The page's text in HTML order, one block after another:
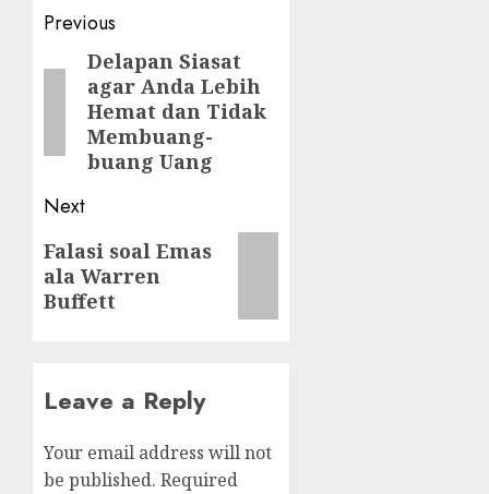
Post
navigation
Previous
Previous
post:
Delapan Siasat
agar Anda Lebih
Hemat dan Tidak
Membuang-
buang Uang
Next
Next
post:
Falasi soal Emas
ala Warren
Buffett
Leave a Reply
Your email address will not
be published. Required